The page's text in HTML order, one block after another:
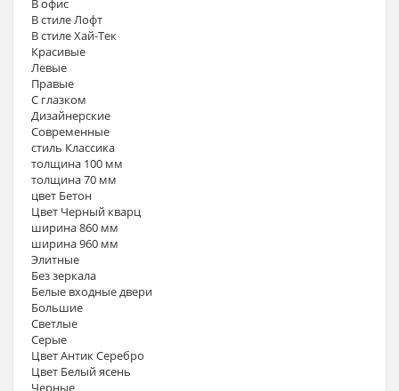
В офис
В стиле Лофт
В стиле Хай-Тек
Красивые
Левые
Правые
С глазком
Дизайнерские
Современные
стиль Классика
толщина 100 мм
толщина 70 мм
цвет Бетон
Цвет Черный кварц
ширина 860 мм
ширина 960 мм
Элитные
Без зеркала
Белые входные двери
Большие
Светлые
Серые
Цвет Антик Серебро
Цвет Белый ясень
Черные